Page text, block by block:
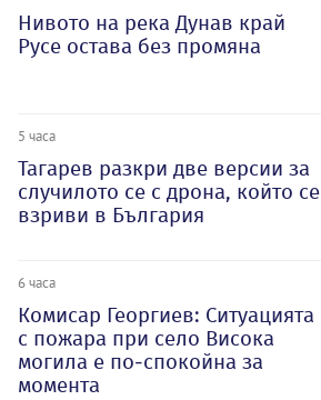
Нивото на река Дунав край
Русе остава без промяна
5 часа
Тагарев разкри две версии за
случилото се с дрона, който се
взриви в България
6 часа
Комисар Георгиев: Ситуацията
с пожара при село Висока
могила е по-спокойна за
момента